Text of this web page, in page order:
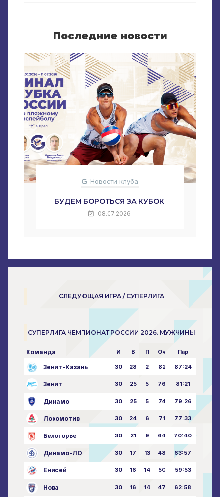
Последние новости
Новости клуба
БУДЕМ БОРОТЬСЯ ЗА КУБОК!
08.07.2026
СЛЕДУЮЩАЯ ИГРА / СУПЕРЛИГА
СУПЕРЛИГА ЧЕМПИОНАТ РОССИИ 2026. МУЖЧИНЫ
Команда И В П Оч Пар
Зенит-Казань 30 28 2 82 87:24
Зенит 30 25 5 76 81:21
Динамо 30 25 5 74 79:26
Локомотив 30 24 6 71 77:33
Белогорье 30 21 9 64 70:40
Динамо-ЛО 30 17 13 48 63:57
Енисей 30 16 14 50 59:53
Нова 30 16 14 47 62:58